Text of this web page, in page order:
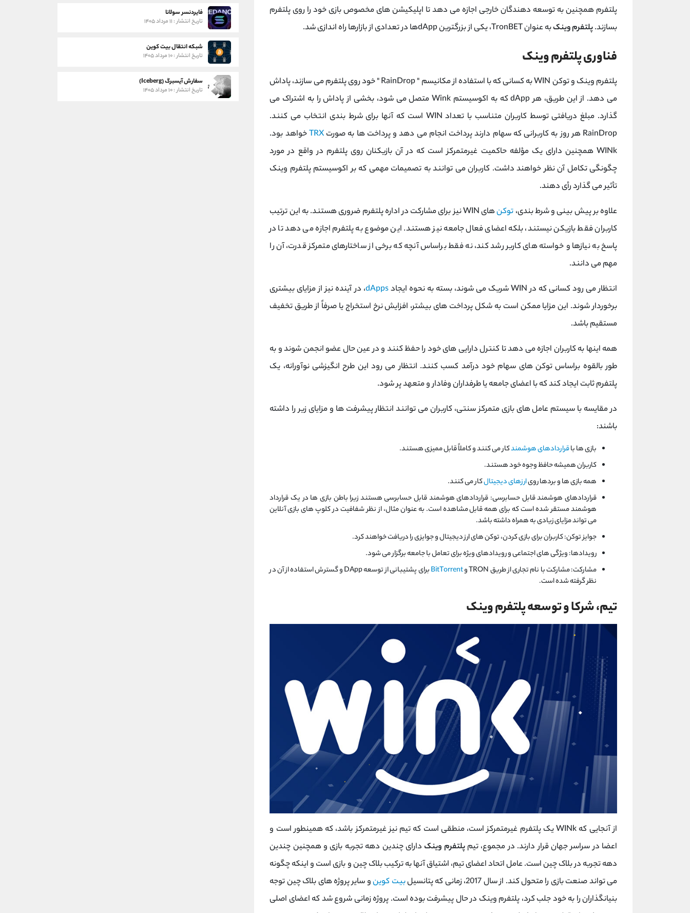
پلتفرم همچنین به توسعه ‌دهندگان خارجی اجازه می ‌دهد تا اپلیکیشن‌ های مخصوص بازی خود را روی پلتفرم
بسازند.پلتفرم وینکبه عنوان TronBET، یکی از بزرگترین dAppها در تعدادی از بازارها راه اندازی شد.
فناوری پلتفرم وینک
پلتفرم وینک و توکن WIN به کسانی که با استفاده از مکانیسم " RainDrop " خود روی پلتفرم می سازند، پاداش
می ‌دهد. از این طریق، هر dApp که به اکوسیستم Wink متصل می شود، بخشی از پاداش را به اشتراک می
گذارد. مبلغ دریافتی توسط کاربران متناسب با تعداد WIN است که آنها برای شرط بندی انتخاب می کنند.
RainDrop هر روز به کاربرانی که سهام دارند پرداخت انجام می دهد و پرداخت ها به صورت
TRXخواهد بود.
WINk همچنین دارای یک مؤلفه حاکمیت غیرمتمرکز است که در آن بازیکنان روی پلتفرم در واقع در مورد
چگونگی تکامل آن نظر خواهند داشت. کاربران می توانند به تصمیمات مهمی که بر اکوسیستم پلتفرم وینک
تأثیر می گذارد رأی دهند.
علاوه بر پیش بینی و شرط بندی، توکن
های WIN نیز برای مشارکت در اداره پلتفرم ضروری هستند. به این ترتیب
کاربران فقط بازیکن نیستند، بلکه اعضای فعال جامعه نیز هستند. این موضوع به پلتفرم اجازه می دهد تا در
پاسخ به نیازها و خواسته های کاربر رشد کند، نه فقط براساس آنچه که برخی از ساختارهای متمرکز قدرت، آن را
مهم می دانند.
انتظار می ‌رود کسانی که در WIN شریک می‌ شوند، بسته به نحوه ایجاد
dApps، در آینده نیز از مزایای بیشتری
برخوردار شوند. این مزایا ممکن است به شکل پرداخت‌ های بیشتر، افزایش نرخ استخراج یا صرفاً از طریق تخفیف
مستقیم باشد.
همه اینها به کاربران اجازه می دهد تا کنترل دارایی های خود را حفظ کنند و در عین حال عضو انجمن شوند و به
طور بالقوه براساس توکن های سهام خود درآمد کسب کنند. انتظار می ‌رود این طرح انگیزشی نوآورانه، یک
پلتفرم ثابت ایجاد کند که با اعضای جامعه یا طرفداران وفادار و متعهد پر شود.
در مقایسه با سیستم عامل های بازی متمرکز سنتی، کاربران می توانند انتظار پیشرفت ها و مزایای زیر را داشته
باشند:
بازی ها باقراردادهای هوشمندکار می کنند و کاملاً قابل ممیزی هستند.
کاربران همیشه حافظ وجوه خود هستند.
همه بازی ها و بردها رویارزهای دیجیتالکار می کنند.
قراردادهای هوشمند قابل حسابرسی: قراردادهای هوشمند قابل حسابرسی هستند زیرا باطن بازی ها در یک قرارداد
هوشمند مستقر شده است که برای همه قابل مشاهده است. به عنوان مثال، از نظر شفافیت در کلوپ های بازی آنلاین
می تواند مزایای زیادی به همراه داشته باشد.
جوایز توکن: کاربران برای بازی کردن، توکن‌ های ارز دیجیتال و جوایزی را دریافت خواهند کرد.
رویدادها: ویژگی های اجتماعی و رویدادهای ویژه برای تعامل با جامعه برگزار می شود.
مشارکت: مشارکت با نام تجاری از طریق TRON و
BitTorrent
برای پشتیبانی از توسعه DApp و گسترش استفاده از آن در
نظر گرفته شده است.
تیم، شرکا و توسعه پلتفرم وینک
از آنجایی که WINk یک پلتفرم غیرمتمرکز است، منطقی است که تیم نیز غیرمتمرکز باشد، که همینطور است و
اعضا در سراسر جهان قرار دارند. در مجموع، تیمپلتفرم وینکدارای چندین دهه تجربه بازی و همچنین چندین
دهه تجربه در بلاک چین است. عامل اتحاد اعضای تیم، اشتیاق آنها به ترکیب بلاک چین و بازی است و اینکه چگونه
می تواند صنعت بازی را متحول کند. از سال 2017، زمانی که پتانسیل
بیت کوینو سایر پروژه های بلاک چین توجه
بنیانگذاران را به خود جلب کرد، پلتفرم وینک در حال پیشرفت بوده است. پروژه زمانی شروع شد که اعضای اصلی
فایردنسر سولانا
تاریخ انتشار : ۱۱ مرداد ۱۴۰۵
شبکه انتقال بیت کوین
تاریخ انتشار : ۱۰ مرداد ۱۴۰۵
سفارش آیسبرگ (Iceberg)
تاریخ انتشار : ۱۰ مرداد ۱۴۰۵